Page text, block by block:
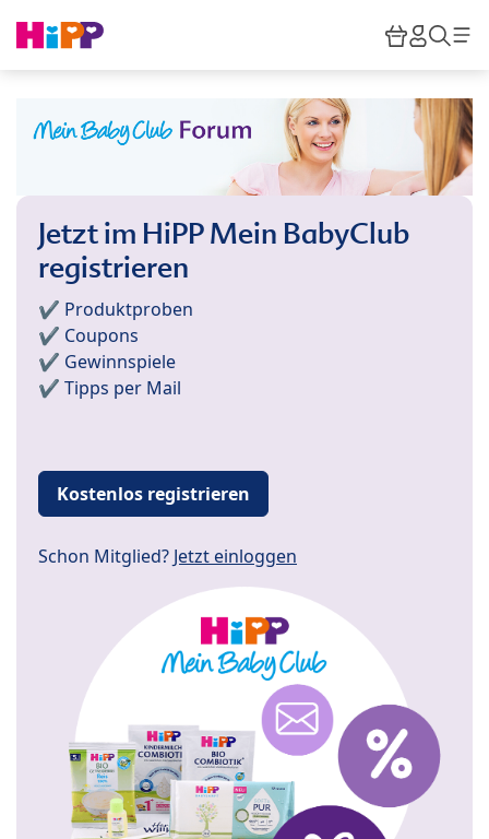
HiPP
Jetzt im HiPP Mein BabyClub
registrieren
✔️ Produktproben
✔️ Coupons
✔️ Gewinnspiele
✔️ Tipps per Mail
Kostenlos registrieren
Schon Mitglied? Jetzt einloggen